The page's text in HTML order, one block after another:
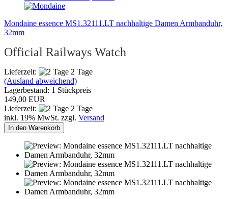
Mondaine essence MS1.32111.LT nachhaltige Damen Armbanduhr,
32mm
Official Railways Watch
Lieferzeit:
2 Tage
(Ausland abweichend)
Lagerbestand: 1 Stückpreis
149,00 EUR
Lieferzeit:
2 Tage
inkl. 19% MwSt. zzgl. Versand
In den Warenkorb